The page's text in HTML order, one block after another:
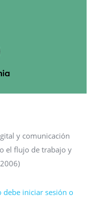
y comunicación
el flujo de trabajo y
iniciar sesión o